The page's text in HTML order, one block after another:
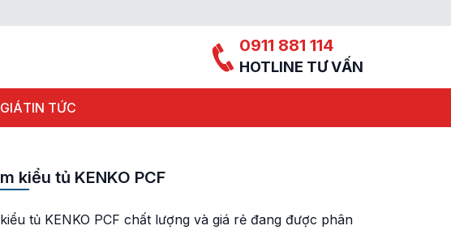
0911 881 114
HOTLINE TƯ VẤN
TIN TỨC
kiểu tủ KENKO PCF
tủ KENKO PCF chất lượng và giá rẻ đang được phân